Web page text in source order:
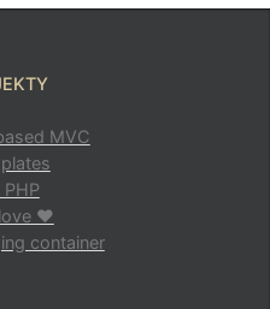
MVC
♥
container